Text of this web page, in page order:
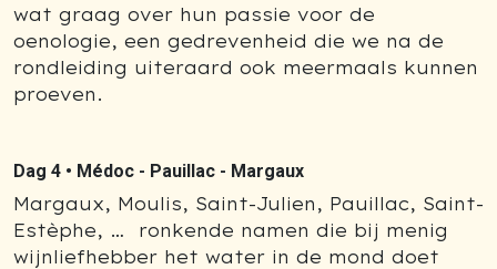
wat graag over hun passie voor de
oenologie, een gedrevenheid die we na de
rondleiding uiteraard ook meermaals kunnen
proeven.
Dag 4 • Médoc - Pauillac - Margaux
Margaux, Moulis, Saint-Julien, Pauillac, Saint-
Estèphe, … ronkende namen die bij menig
wijnliefhebber het water in de mond doet